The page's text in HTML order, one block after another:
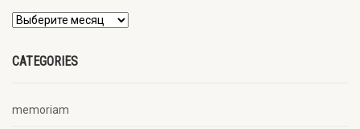
CATEGORIES
memoriam